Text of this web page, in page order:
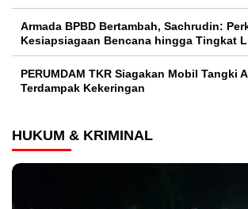
Armada BPBD Bertambah, Sachrudin:
Kesiapsiagaan Bencana hingga Tingkat
PERUMDAM TKR Siagakan Mobil Tangki
Terdampak Kekeringan
HUKUM & KRIMINAL